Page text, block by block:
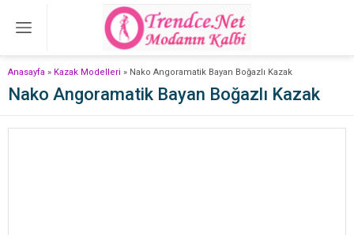
Anasayfa » Kazak Modelleri » Nako Angoramatik Bayan Boğazlı Kazak
Nako Angoramatik Bayan Boğazlı Kazak